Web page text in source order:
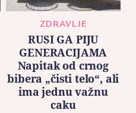
ZDRAVLJE
RUSI GA PIJU
GENERACIJAMA
Napitak od crnog
bibera „čisti telo“, ali
ima jednu važnu
caku